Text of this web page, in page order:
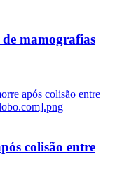
mamografias
colisão entre